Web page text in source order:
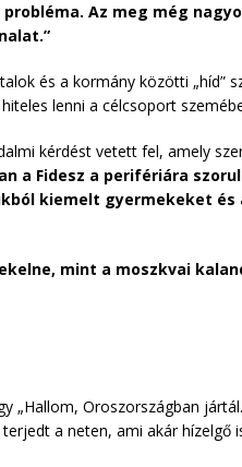
Az meg még
és a kormány közötti „híd”
lenni a célcsoport
kérdést vetett fel, amely
a Fidesz a perifériára
kiemelt gyermekeket
mint a moszkvai
„Hallom, Oroszországban
a neten, ami akár hízelgő